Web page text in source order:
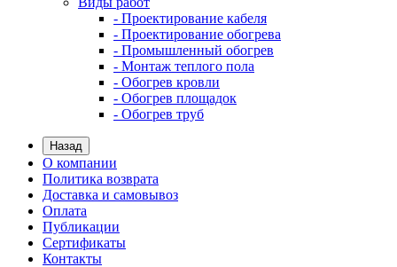
- Проектирование кабеля
- Проектирование обогрева
- Промышленный обогрев
- Монтаж теплого пола
- Обогрев кровли
- Обогрев площадок
- Обогрев труб
Назад
О компании
Политика возврата
Доставка и самовывоз
Оплата
Публикации
Сертификаты
Контакты